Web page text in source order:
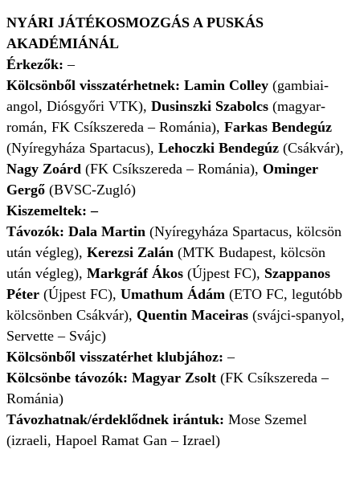
NYÁRI JÁTÉKOSMOZGÁS A PUSKÁS
AKADÉMIÁNÁL
Érkezők: –
Kölcsönből visszatérhetnek: Lamin Colley (gambiai-
angol, Diósgyőri VTK), Dusinszki Szabolcs (magyar-
román, FK Csíkszereda – Románia), Farkas Bendegúz
(Nyíregyháza Spartacus), Lehoczki Bendegúz (Csákvár),
Nagy Zoárd (FK Csíkszereda – Románia), Ominger
Gergő (BVSC-Zugló)
Kiszemeltek: –
Távozók: Dala Martin (Nyíregyháza Spartacus, kölcsön
után végleg), Kerezsi Zalán (MTK Budapest, kölcsön
után végleg), Markgráf Ákos (Újpest FC), Szappanos
Péter (Újpest FC), Umathum Ádám (ETO FC, legutóbb
kölcsönben Csákvár), Quentin Maceiras (svájci-spanyol,
Servette – Svájc)
Kölcsönből visszatérhet klubjához:–
Kölcsönbe távozók: Magyar Zsolt (FK Csíkszereda –
Románia)
Távozhatnak/érdeklődnek irántuk: Mose Szemel
(izraeli, Hapoel Ramat Gan – Izrael)